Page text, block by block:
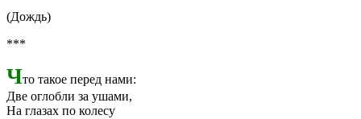
(Дождь)
***
Что такое перед нами:
Две оглобли за ушами,
На глазах по колесу